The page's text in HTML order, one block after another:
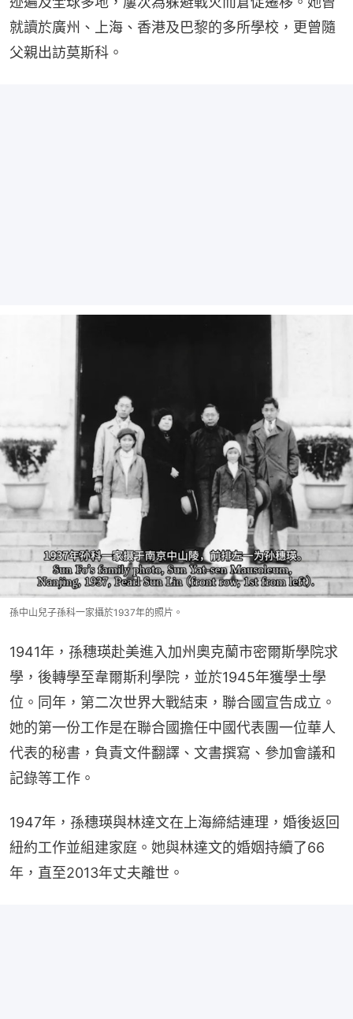
就讀於廣州、上海、香港及巴黎的多所學校，更曾隨
父親出訪莫斯科。
孫中山兒子孫科一家攝於1937年的照片。
1941年，孫穗瑛赴美進入加州奧克蘭市密爾斯學院求
學，後轉學至韋爾斯利學院，並於1945年獲學士學
位。同年，第二次世界大戰結束，聯合國宣告成立。
她的第一份工作是在聯合國擔任中國代表團一位華人
代表的秘書，負責文件翻譯、文書撰寫、參加會議和
記錄等工作。
1947年，孫穗瑛與林達文在上海締結連理，婚後返回
紐約工作並組建家庭。她與林達文的婚姻持續了66
年，直至2013年丈夫離世。